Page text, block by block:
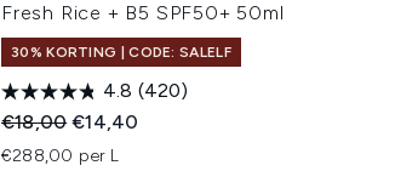
Fresh Rice + B5 SPF50+ 50ml
30% KORTING | CODE: SALELF
4.8 (420)
Recommended Retail Price:
€18,00Huidige prijs:
€14,40
€288,00 per L